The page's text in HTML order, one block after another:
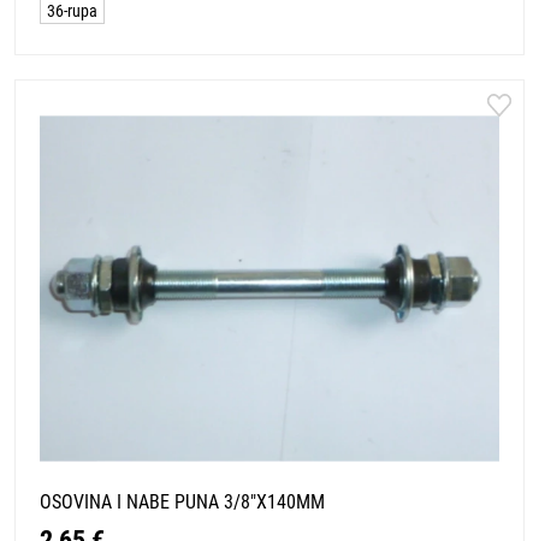
36-rupa
OSOVINA I NABE PUNA 3/8"X140MM